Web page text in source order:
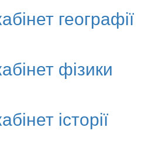
географії
фізики
історії